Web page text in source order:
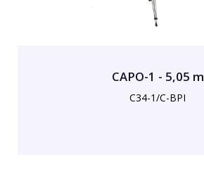
CAPO-1 - 5,05 m
C34-1/C-BPI